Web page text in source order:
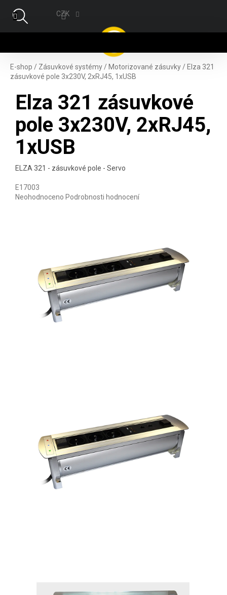
CZK
E-shop / Zásuvkové systémy / Motorizované zásuvky / Elza 321
zásuvkové pole 3x230V, 2xRJ45, 1xUSB
Elza 321 zásuvkové
pole 3x230V, 2xRJ45,
1xUSB
ELZA 321 - zásuvkové pole - Servo
E17003
Průměrné hodnocení produktu je 0,0 z 5 hvězdiček.
Neohodnoceno Podrobnosti hodnocení